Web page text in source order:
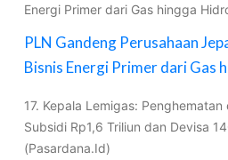
Energi Primer dari Gas hingga
PLN Gandeng Perusahaan
Bisnis Energi Primer dari Gas
17. Kepala Lemigas:
Subsidi Rp1,6 Triliun dan Devisa
(Pasardana.Id)